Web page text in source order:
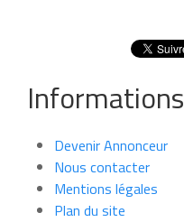
Informations
Devenir Annonceur
Nous contacter
Mentions légales
Plan du site